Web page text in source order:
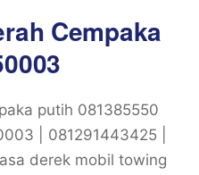
Cempaka
putih 081385550
| 081291443425 |
derek mobil towing